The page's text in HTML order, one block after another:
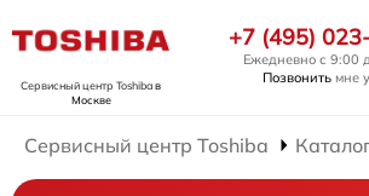
Сервисный центр Toshibaв
Москве
+7 (495)
Ежедневно с 9:00
Позвонить мне
Сервисный центр Toshiba